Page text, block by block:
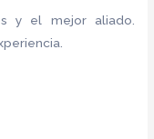
y el mejor aliado.